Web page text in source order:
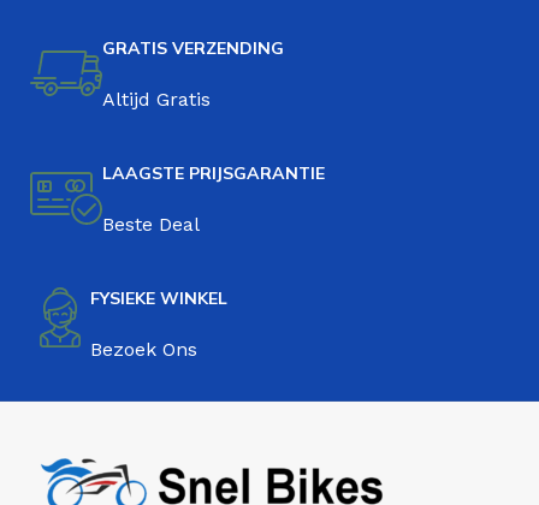
GRATIS VERZENDING
Altijd Gratis
LAAGSTE PRIJSGARANTIE
Beste Deal
FYSIEKE WINKEL
Bezoek Ons